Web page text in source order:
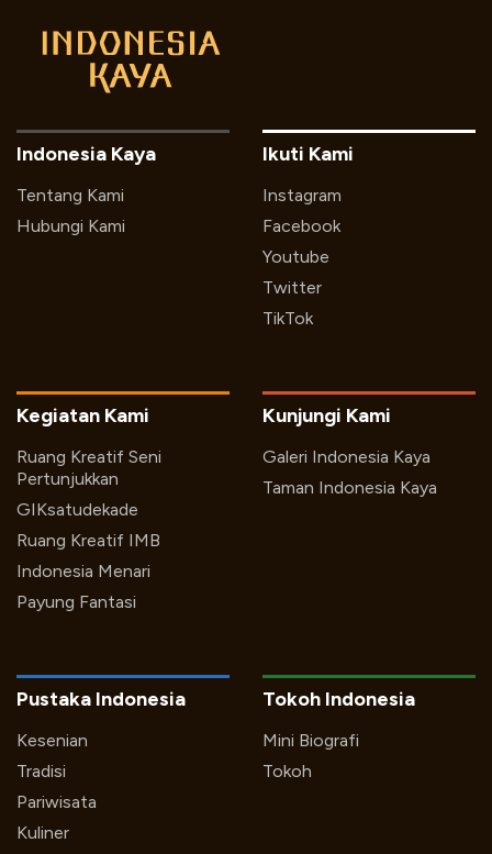
Indonesia Kaya
Tentang Kami
Hubungi Kami
Ikuti Kami
Instagram
Facebook
Youtube
Twitter
TikTok
Kegiatan Kami
Ruang Kreatif Seni
Pertunjukkan
GIKsatudekade
Ruang Kreatif IMB
Indonesia Menari
Payung Fantasi
Kunjungi Kami
Galeri Indonesia Kaya
Taman Indonesia Kaya
Pustaka Indonesia
Kesenian
Tradisi
Pariwisata
Kuliner
Tokoh Indonesia
Mini Biografi
Tokoh